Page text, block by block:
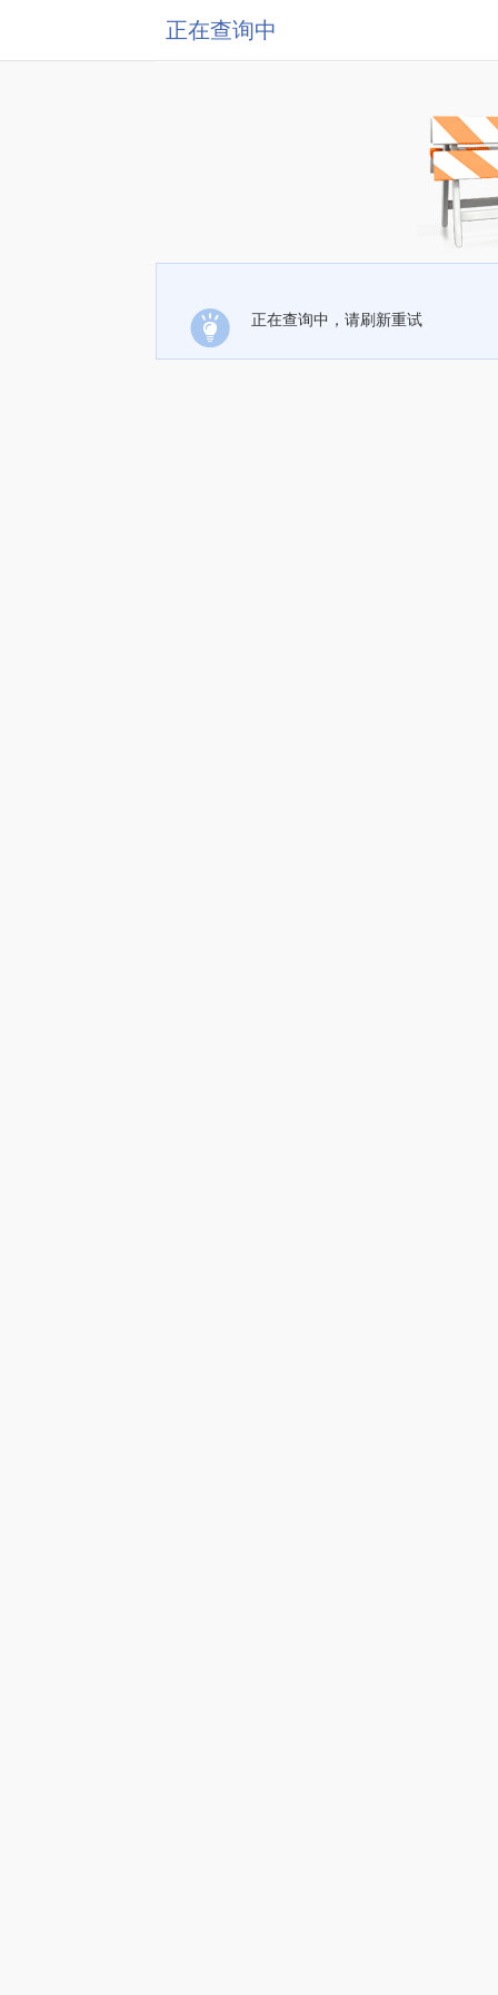
正在查询中
正在查询中，请刷新重试